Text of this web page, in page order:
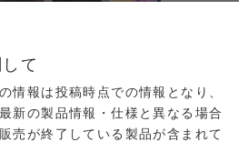
て
情報は投稿時点での情報となり、
新の製品情報・仕様と異なる場合
売が終了している製品が含まれて